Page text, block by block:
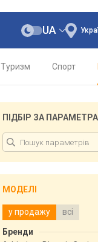
UA
Туризм Спорт
ПІДБІР ЗА
МОДЕЛІ
у продажу всі
Бренди